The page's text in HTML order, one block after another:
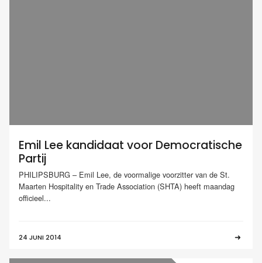
Emil Lee kandidaat voor Democratische
Partij
PHILIPSBURG – Emil Lee, de voormalige voorzitter van de St.
Maarten Hospitality en Trade Association (SHTA) heeft maandag
officieel...
24 JUNI 2014